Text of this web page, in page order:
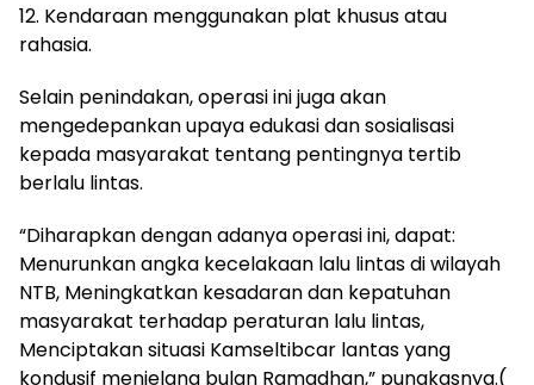
12. Kendaraan menggunakan plat khusus atau
rahasia.
Selain penindakan, operasi ini juga akan
mengedepankan upaya edukasi dan sosialisasi
kepada masyarakat tentang pentingnya tertib
berlalu lintas.
“Diharapkan dengan adanya operasi ini, dapat:
Menurunkan angka kecelakaan lalu lintas di wilayah
NTB, Meningkatkan kesadaran dan kepatuhan
masyarakat terhadap peraturan lalu lintas,
Menciptakan situasi Kamseltibcar lantas yang
kondusif menjelang bulan Ramadhan,” pungkasnya.(